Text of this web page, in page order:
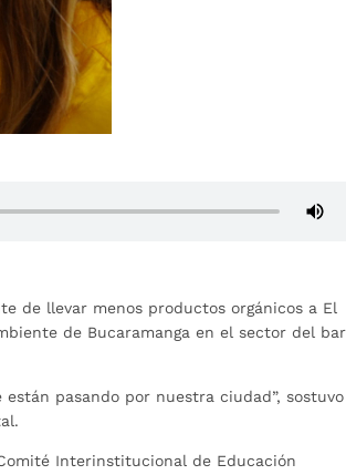
de llevar menos productos orgánicos a El
de Bucaramanga en el sector del
pasando por nuestra ciudad”, sostuvo
Interinstitucional de Educación